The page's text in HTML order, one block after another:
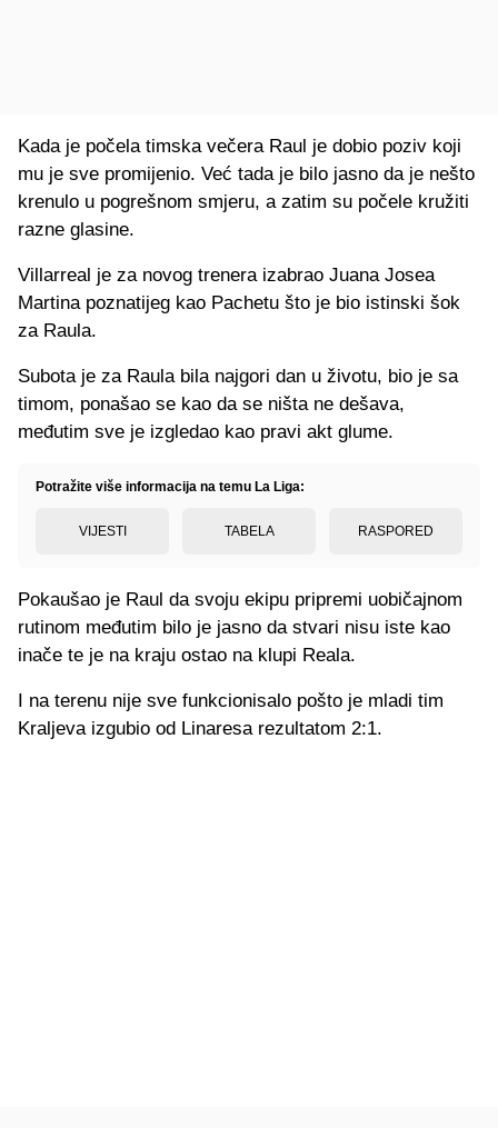
Kada je počela timska večera Raul je dobio poziv koji
mu je sve promijenio. Već tada je bilo jasno da je nešto
krenulo u pogrešnom smjeru, a zatim su počele kružiti
razne glasine.
Villarreal je za novog trenera izabrao Juana Josea
Martina poznatijeg kao Pachetu što je bio istinski šok
za Raula.
Subota je za Raula bila najgori dan u životu, bio je sa
timom, ponašao se kao da se ništa ne dešava,
međutim sve je izgledao kao pravi akt glume.
Potražite više informacija na temu La Liga:
VIJESTI TABELA RASPORED
Pokaušao je Raul da svoju ekipu pripremi uobičajnom
rutinom međutim bilo je jasno da stvari nisu iste kao
inače te je na kraju ostao na klupi Reala.
I na terenu nije sve funkcionisalo pošto je mladi tim
Kraljeva izgubio od Linaresa rezultatom 2:1.